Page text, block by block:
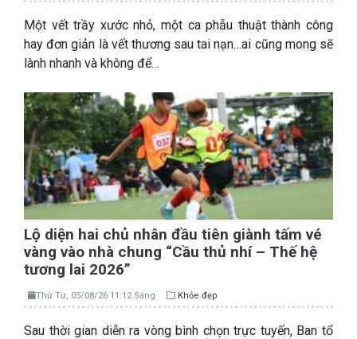
Một vết trầy xước nhỏ, một ca phẫu thuật thành công
hay đơn giản là vết thương sau tai nạn…ai cũng mong sẽ
lành nhanh và không để…
Lộ diện hai chủ nhân đầu tiên giành tấm vé
vàng vào nhà chung “Cầu thủ nhí – Thế hệ
tương lai 2026”
Thứ Tư, 05/08/26 11:12 Sáng Khỏe đẹp
Sau thời gian diễn ra vòng bình chọn trực tuyến, Ban tổ